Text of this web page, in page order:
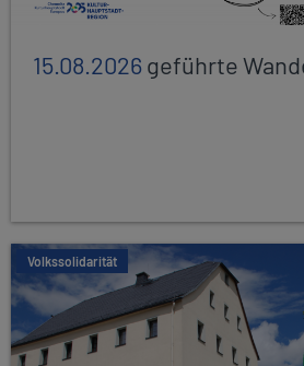
15.08.2026geführte
Volkssolidarität